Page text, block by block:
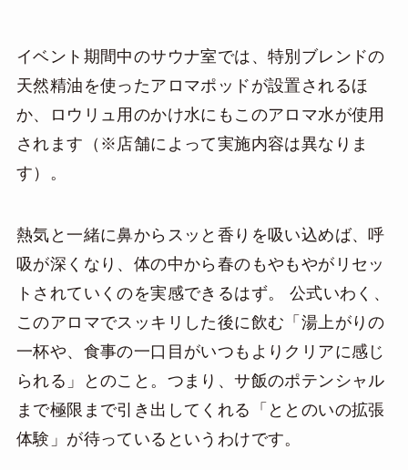
イベント期間中のサウナ室では、特別ブレンドの
天然精油を使ったアロマポッドが設置されるほ
か、ロウリュ用のかけ水にもこのアロマ水が使用
されます（※店舗によって実施内容は異なりま
す）。
熱気と一緒に鼻からスッと香りを吸い込めば、呼
吸が深くなり、体の中から春のもやもやがリセッ
トされていくのを実感できるはず。 公式いわく、
このアロマでスッキリした後に飲む「湯上がりの
一杯や、食事の一口目がいつもよりクリアに感じ
られる」とのこと。つまり、サ飯のポテンシャル
まで極限まで引き出してくれる「ととのいの拡張
体験」が待っているというわけです。